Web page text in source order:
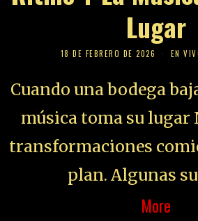
Lugar
18 DE FEBRERO DE 2026 EN
Cuando una bodega
música toma su lugar
transformaciones
plan. Algunas
More